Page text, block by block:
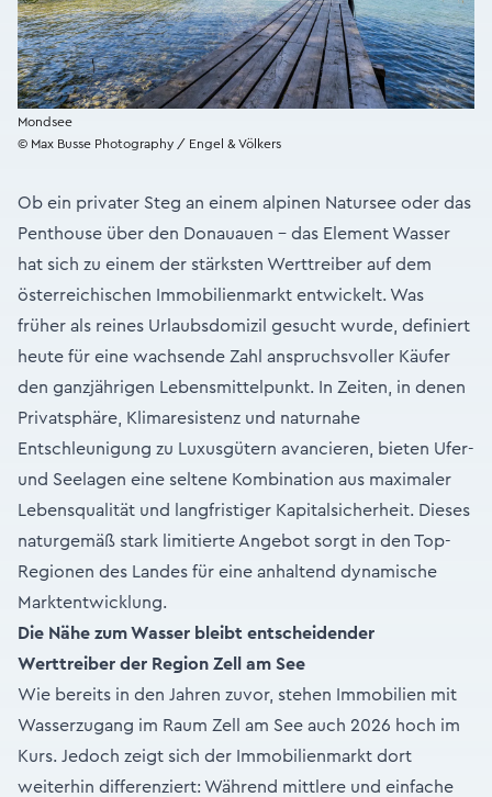
Mondsee
© Max Busse Photography / Engel & Völkers
Ob ein privater Steg an einem alpinen Natursee oder das
Penthouse über den Donauauen – das Element Wasser
hat sich zu einem der stärksten Werttreiber auf dem
österreichischen Immobilienmarkt entwickelt. Was
früher als reines Urlaubsdomizil gesucht wurde, definiert
heute für eine wachsende Zahl anspruchsvoller Käufer
den ganzjährigen Lebensmittelpunkt. In Zeiten, in denen
Privatsphäre, Klimaresistenz und naturnahe
Entschleunigung zu Luxusgütern avancieren, bieten Ufer-
und Seelagen eine seltene Kombination aus maximaler
Lebensqualität und langfristiger Kapitalsicherheit. Dieses
naturgemäß stark limitierte Angebot sorgt in den Top-
Regionen des Landes für eine anhaltend dynamische
Marktentwicklung.
Die Nähe zum Wasser bleibt entscheidender
Werttreiber der Region Zell am See
Wie bereits in den Jahren zuvor, stehen Immobilien mit
Wasserzugang im Raum Zell am See auch 2026 hoch im
Kurs. Jedoch zeigt sich der Immobilienmarkt dort
weiterhin differenziert: Während mittlere und einfache